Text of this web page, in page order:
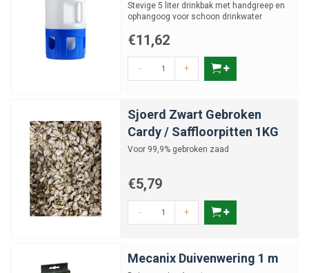
Stevige 5 liter drinkbak met handgreep en
ophangoog voor schoon drinkwater
€11,62
- +
Sjoerd Zwart Gebroken
Cardy / Saffloorpitten 1KG
Voor 99,9% gebroken zaad
€5,79
- +
Mecanix Duivenwering 1 m